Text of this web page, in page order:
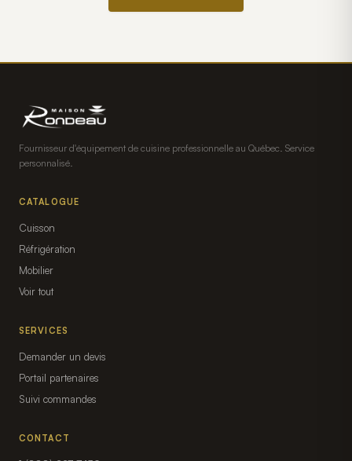
Fournisseur d'équipement de cuisine professionnelle au Québec. Service
personnalisé.
CATALOGUE
Cuisson
Réfrigération
Mobilier
Voir tout
SERVICES
Demander un devis
Portail partenaires
Suivi commandes
CONTACT